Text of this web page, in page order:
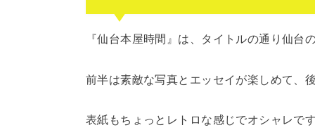
『仙台本屋時間』は、タイトルの通り仙台
前半は素敵な写真とエッセイが楽しめて、
表紙もちょっとレトロな感じでオシャレで